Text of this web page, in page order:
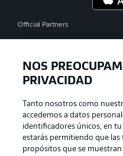
Official Partners
NOS
PRIVACIDAD
Tanto nosotros como
accedemos a datos
identificadores únicos, en
estarás permitiendo que
propósitos que se